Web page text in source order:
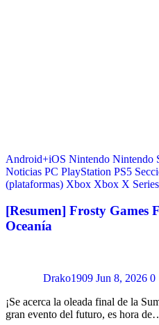
Android+iOS Nintendo Nintendo
Noticias PC PlayStation PS5
(plataformas) Xbox Xbox X Series
[Resumen] Frosty Games
Oceanía
Drako1909 Jun 8, 2026 0
¡Se acerca la oleada final de la
gran evento del futuro, es hora